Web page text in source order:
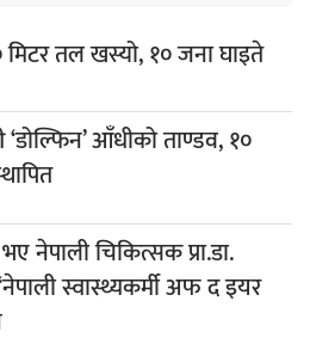
मिटर तल खस्यो, १० जना घाइते
‘डोल्फिन’ आँधीको ताण्डव, १०
भए नेपाली चिकित्सक प्रा.डा.
स्वास्थ्यकर्मी अफ द इयर